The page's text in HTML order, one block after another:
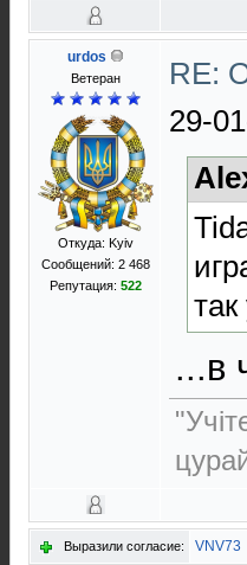
urdos
Ветеран
Откуда: Kyiv
Сообщений: 2 468
Репутация: 522
RE:
29-
...в
Выразили согласие: VNV73